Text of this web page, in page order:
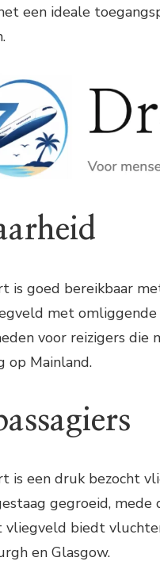
een ideale
is goed bereikbaar
met omliggende
voor reizigers
op Mainland.
is een druk bezocht
gegroeid,
biedt
en Glasgow.